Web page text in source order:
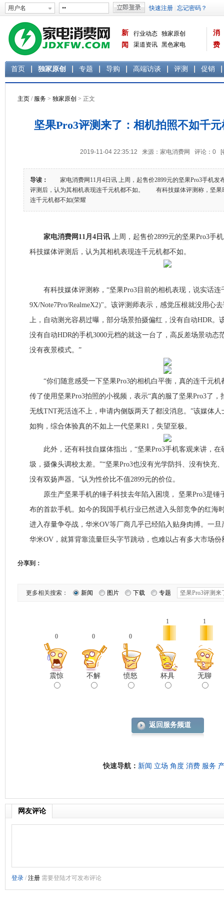
新
闻
行业动态 独家原创
渠道资讯 黑色家电
消
费
首页 独家原创 专题 导购 高端访谈 评测 促销
主页 / 服务 > 独家原创 > 正文
坚果Pro3评测来了：相机拍照不如千
2019-11-04 22:35:12 来源：家电消费网 评论： 0 [
导读：
家电消费网11月4日讯 上周，起售价2899元的坚果Pro3手机发
评测后，认为其相机表现连千元机都不如。 有科技媒体评测称，坚果
连千元机都不如(荣耀
家电消费网11月4日讯 上周，起售价2899元的坚果Pro3手
科技媒体评测后，认为其相机表现连千元机都不如。
有科技媒体评测称，“坚果Pro3目前的相机表现，说实话连
9X/Note7Pro/RealmeX2)"。该评测师表示，感觉压根就没用心
上，自动测光容易过曝，部分场景拍摄偏红，没有自动HDR。
没有自动HDR的手机3000元档的就这一台了，高反差场景动态
没有夜景模式。”
“你们随意感受一下坚果Pro3的相机白平衡，真的连千元机
传了使用坚果Pro3拍照的小视频，表示“真的服了坚果Pro3了
无线TNT死活连不上，申请内侧版两天了都没消息。”该媒体人
如狗，综合体验真的不如上一代坚果R1，失望至极。
此外，还有科技自媒体指出，“坚果Pro3手机客观来讲，在
圾，摄像头调校太差。”“坚果Pro3也没有光学防抖、没有快充
没有双扬声器。”认为性价比不值2899元的价位。
原生产坚果手机的锤子科技去年陷入困境， 坚果Pro3是锤
布的首款手机。如今的我国手机行业已然进入头部竞争的红海
进入存量争夺战，华米OV等厂商几乎已经陷入贴身肉搏。一
华米OV，就算背靠流量巨头字节跳动，也难以占有多大市场份
分享到：
更多相关搜索： 新闻 图片 下载 专题
0
震惊
0
不解
0
愤怒
1
杯具
1
无聊
返回服务频道
快速导航： 新闻 立场 角度 消费 服务
网友评论